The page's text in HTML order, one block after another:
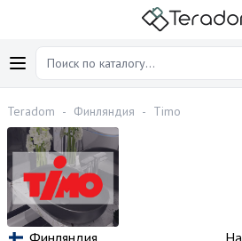
Teradom - Финляндия - Timo